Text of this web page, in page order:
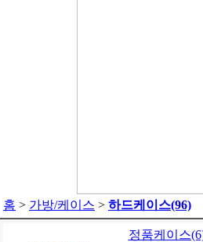
홈 > 가방/케이스 > 하드케이스(96)
정품케이스